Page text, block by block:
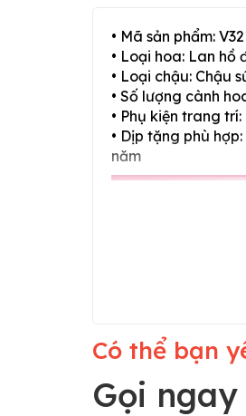
• Mã sản phẩm:
• Loại hoa: Lan hồ
• Loại chậu: Chậu
• Số lượng cành
• Phụ kiện trang
• Dịp tặng phù
năm
Có thể bạn
Gọi ngay